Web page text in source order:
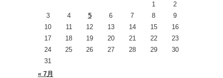
« 7月
1
2
3
4 5 6 7 8
9
10
11 12 13 14 15
16
17
18 19 20 21 22
23
24
25 26 27 28 29
30
31